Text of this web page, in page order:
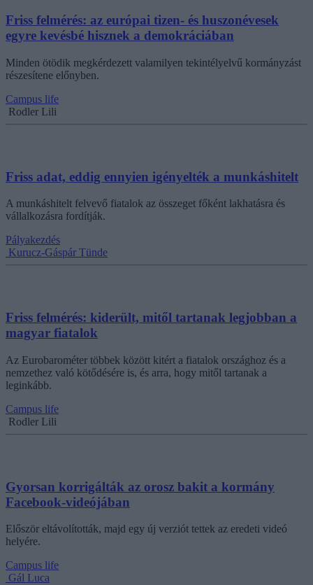
Friss felmérés: az európai tizen- és huszonévesek
egyre kevésbé hisznek a demokráciában
Minden ötödik megkérdezett valamilyen tekintélyelvű kormányzást
részesítene előnyben.
Campus life
Rodler Lili
Friss adat, eddig ennyien igényelték a munkáshitelt
A munkáshitelt felvevő fiatalok az összeget főként lakhatásra és
vállalkozásra fordítják.
Pályakezdés
Kurucz-Gáspár Tünde
Friss felmérés: kiderült, mitől tartanak legjobban a
magyar fiatalok
Az Eurobarométer többek között kitért a fiatalok országhoz és a
nemzethez való kötődésére is, és arra, hogy mitől tartanak a
leginkább.
Campus life
Rodler Lili
Gyorsan korrigálták az orosz bakit a kormány
Facebook-videójában
Először eltávolították, majd egy új verziót tettek az eredeti videó
helyére.
Campus life
Gál Luca